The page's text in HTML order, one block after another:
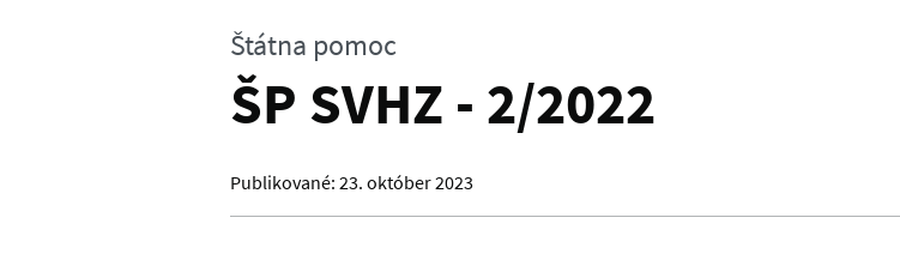
Štátna pomoc
ŠP SVHZ - 2/2022
Publikované: 23. október 2023